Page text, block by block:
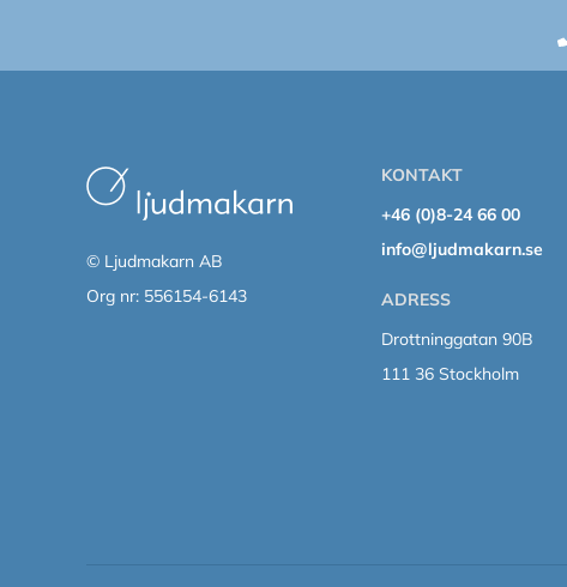
© Ljudmakarn AB
Org nr: 556154-6143
KONTAKT
+46 (0)8-24 66 00
info@ljudmakarn.se
ADRESS
Drottninggatan 90B
111 36 Stockholm